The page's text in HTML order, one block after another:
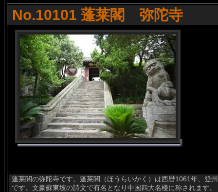
No.10101 蓬莱閣 弥陀寺
蓬莱閣の弥陀寺です。蓬莱閣（ほうらいかく）は西暦1061年、登
です。文豪蘇東坡の詩文で有名となり中国四大名楼に称されます